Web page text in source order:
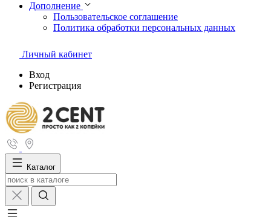
Дополнение
Пользовательское соглашение
Политика обработки персональных данных
Личный кабинет
Вход
Регистрация
Каталог